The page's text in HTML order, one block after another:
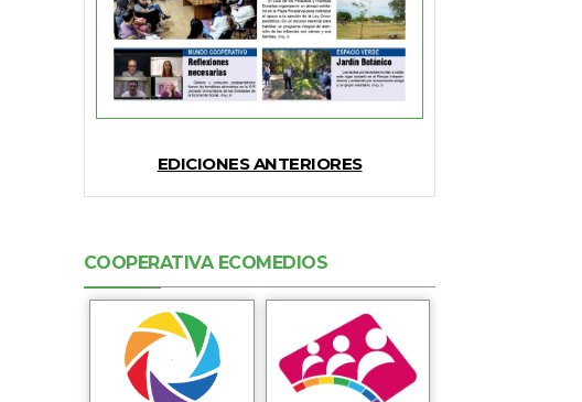
EDICIONES ANTERIORES
COOPERATIVA ECOMEDIOS